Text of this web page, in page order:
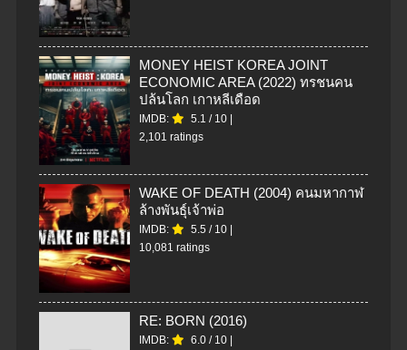
MONEY HEIST KOREA JOINT
ECONOMIC AREA (2022) ทรชนคน
ปล้นโลก เกาหลีเดือด
IMDB: 5.1 / 10 |
2,101 ratings
WAKE OF DEATH (2004) คนมหากาฬ
ล้างพันธุ์เจ้าพ่อ
IMDB: 5.5 / 10 |
10,081 ratings
RE: BORN (2016)
IMDB: 6.0 / 10 |